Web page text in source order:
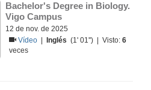
Bachelor's Degree in Biology.
Vigo Campus
12 de nov. de 2025
Vídeo
Inglés (1' 01'') | Visto:6
veces